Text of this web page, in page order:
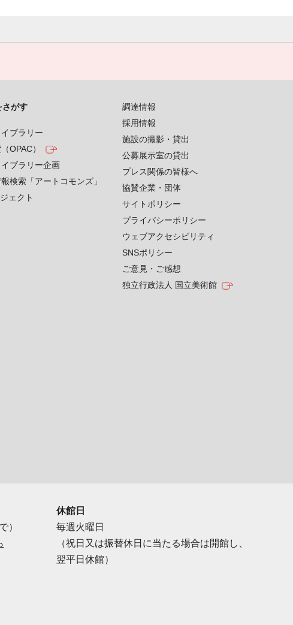
さがす
ブラリー
OPAC）
ブラリー企画
検索「アートコモンズ」
ェクト
調達情報
採用情報
施設の撮影・貸出
公募展示室の貸出
プレス関係の皆様へ
協賛企業・団体
サイトポリシー
プライバシーポリシー
ウェブアクセシビリティ
SNSポリシー
ご意見・ご感想
独立行政法人 国立美術館
）
休館日
毎週火曜日
（祝日又は振替休日に当たる場合は開館し、
翌平日休館）